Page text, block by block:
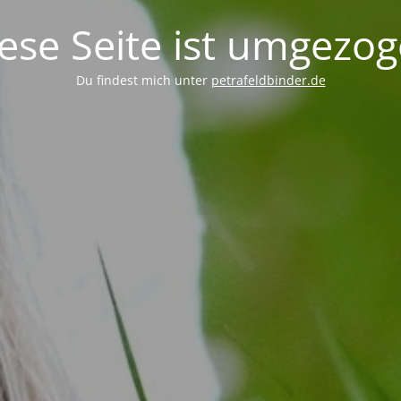
Seite ist
Du findest mich unter petrafeldbinder.de